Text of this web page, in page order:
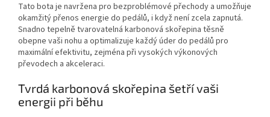
Tato bota je navržena pro bezproblémové přechody a umožňuje
okamžitý přenos energie do pedálů, i když není zcela zapnutá.
Snadno tepelně tvarovatelná karbonová skořepina těsně
obepne vaši nohu a optimalizuje každý úder do pedálů pro
maximální efektivitu, zejména při vysokých výkonových
převodech a akceleraci.
Tvrdá karbonová skořepina šetří vaši
energii při běhu